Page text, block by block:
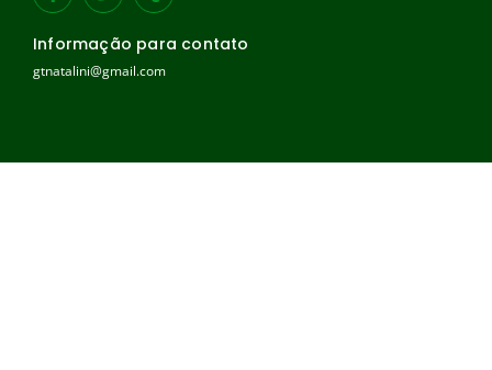
Informação para contato
gtnatalini@gmail.com